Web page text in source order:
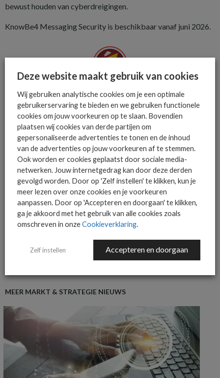
bewust houden van cyberdreigingen.
KnowBe4 Messaging Security is beschikbaar vanaf juni 2026.
De ICT-wereld is snel. Mis
niets.
Het allerlaatste ICT nieuws in jouw
mailbox
AANMELDEN
MEER MARKT & STRATEGIE NIEUWS
Deze website maakt gebruik van cookies
Wij gebruiken analytische cookies om je een optimale
gebruikerservaring te bieden en we gebruiken functionele
cookies om jouw voorkeuren op te slaan. Bovendien
plaatsen wij cookies van derde partijen om
gepersonaliseerde advertenties te tonen en de inhoud
van de advertenties op jouw voorkeuren af te stemmen.
Ook worden er cookies geplaatst door sociale media-
netwerken. Jouw internetgedrag kan door deze derden
gevolgd worden. Door op 'Zelf instellen' te klikken, kun je
meer lezen over onze cookies en je voorkeuren
aanpassen. Door op 'Accepteren en doorgaan' te klikken,
ga je akkoord met het gebruik van alle cookies zoals
omschreven in onzeCookieverklaring.
Zelf instellen Accepteren en doorgaan